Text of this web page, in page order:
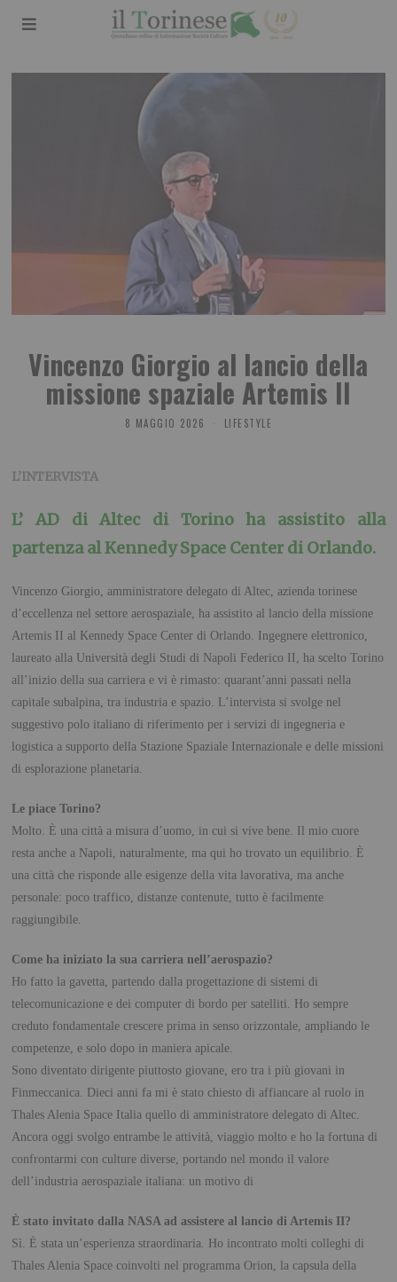
Vincenzo Giorgio al lancio della
missione spaziale Artemis II
8 MAGGIO 2026 LIFESTYLE
L’INTERVISTA
L’ AD di Altec di Torino ha assistito alla
partenza al Kennedy Space Center di Orlando.
Vincenzo Giorgio, amministratore delegato di Altec, azienda torinese
d’eccellenza nel settore aerospaziale, ha assistito al lancio della missione
Artemis II al Kennedy Space Center di Orlando. Ingegnere elettronico,
laureato alla Università degli Studi di Napoli Federico II, ha scelto Torino
all’inizio della sua carriera e vi è rimasto: quarant’anni passati nella
capitale subalpina, tra industria e spazio. L’intervista si svolge nel
suggestivo polo italiano di riferimento per i servizi di ingegneria e
logistica a supporto della Stazione Spaziale Internazionale e delle missioni
di esplorazione planetaria.
Le piace Torino?
Molto. È una città a misura d’uomo, in cui si vive bene. Il mio cuore
resta anche a Napoli, naturalmente, ma qui ho trovato un equilibrio. È
una città che risponde alle esigenze della vita lavorativa, ma anche
personale: poco traffico, distanze contenute, tutto è facilmente
raggiungibile.
Come ha iniziato la sua carriera nell’aerospazio?
Ho fatto la gavetta, partendo dalla progettazione di sistemi di
telecomunicazione e dei computer di bordo per satelliti. Ho sempre
creduto fondamentale crescere prima in senso orizzontale, ampliando le
competenze, e solo dopo in maniera apicale.
Sono diventato dirigente piuttosto giovane, ero tra i più giovani in
Finmeccanica. Dieci anni fa mi è stato chiesto di affiancare al ruolo in
Thales Alenia Space Italia quello di amministratore delegato di Altec.
Ancora oggi svolgo entrambe le attività, viaggio molto e ho la fortuna di
confrontarmi con culture diverse, portando nel mondo il valore
dell’industria aerospaziale italiana: un motivo di
È stato invitato dalla NASA ad assistere al lancio di Artemis II?
Sì. È stata un’esperienza straordinaria. Ho incontrato molti colleghi di
Thales Alenia Space coinvolti nel programma Orion, la capsula della